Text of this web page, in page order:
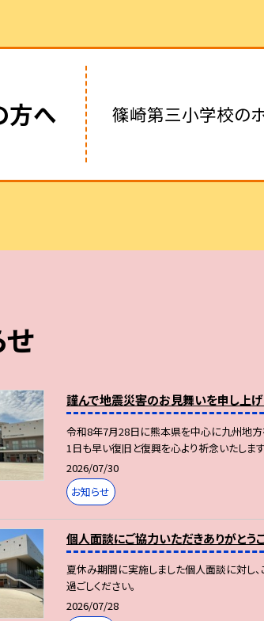
方へ 篠崎第三小学校の
謹んで地震災害のお見舞いを申し上げ
令和8年7月28日に熊本県を中心に九州地方
1日も早い復旧と復興を心より祈念いたします
2026/07/30
お知らせ
個人面談にご協力いただきありがとう
夏休み期間に実施しました個人面談に対し
過ごしください。
2026/07/28